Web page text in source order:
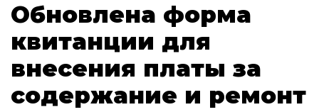
Обновлена форма
квитанции для
внесения платы за
содержание и ремонт